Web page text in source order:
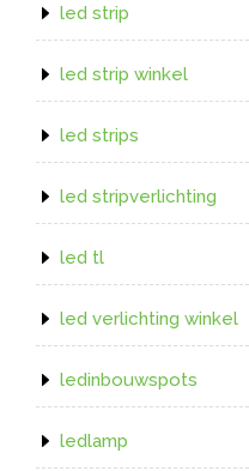
led strip
led strip winkel
led strips
led stripverlichting
led tl
led verlichting winkel
ledinbouwspots
ledlamp